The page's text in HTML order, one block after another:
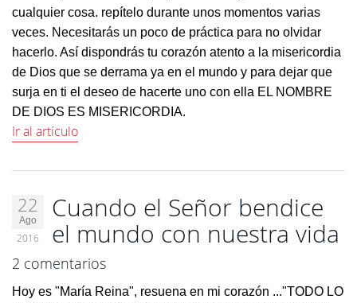
cualquier cosa. repítelo durante unos momentos varias
veces. Necesitarás un poco de práctica para no olvidar
hacerlo. Así dispondrás tu corazón atento a la misericordia
de Dios que se derrama ya en el mundo y para dejar que
surja en ti el deseo de hacerte uno con ella EL NOMBRE
DE DIOS ES MISERICORDIA.
Ir al artículo
22
Ago
2016
Cuando el Señor bendice
el mundo con nuestra vida
2 comentarios
Hoy es "María Reina", resuena en mi corazón ..."TODO LO